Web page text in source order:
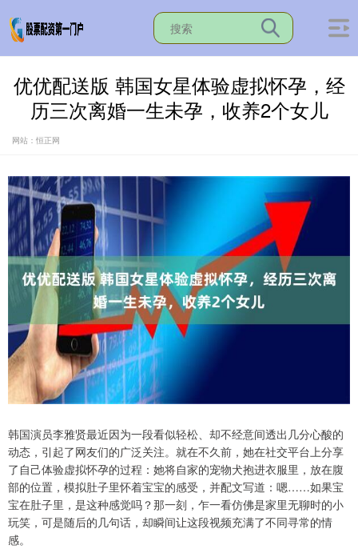
优优配送版 韩国女星体验虚拟怀孕，经
历三次离婚一生未孕，收养2个女儿
网站：恒正网
韩国演员李雅贤最近因为一段看似轻松、却不经意间透出几分心酸的
动态，引起了网友们的广泛关注。就在不久前，她在社交平台上分享
了自己体验虚拟怀孕的过程：她将自家的宠物犬抱进衣服里，放在腹
部的位置，模拟肚子里怀着宝宝的感受，并配文写道：嗯……如果宝
宝在肚子里，是这种感觉吗？那一刻，乍一看仿佛是家里无聊时的小
玩笑，可是随后的几句话，却瞬间让这段视频充满了不同寻常的情
感。